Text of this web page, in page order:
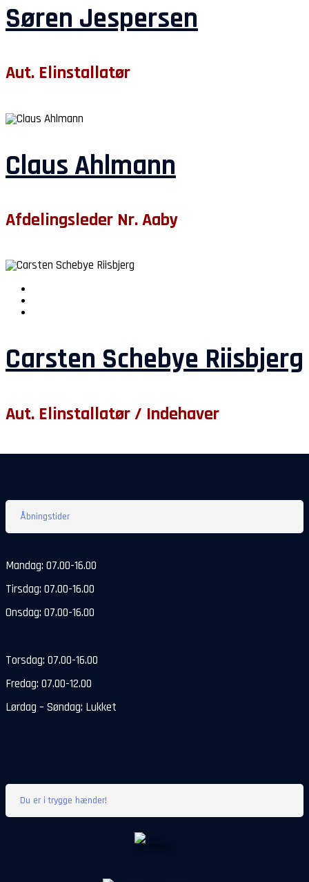
Søren Jespersen
Aut. Elinstallatør
Claus Ahlmann
Afdelingsleder Nr. Aaby
Carsten Schebye Riisbjerg
Aut. Elinstallatør / Indehaver
Åbningstider
Mandag: 07.00-16.00
Tirsdag: 07.00-16.00
Onsdag: 07.00-16.00
Torsdag: 07.00-16.00
Fredag: 07.00-12.00
Lørdag – Søndag: Lukket
Du er i trygge hænder!